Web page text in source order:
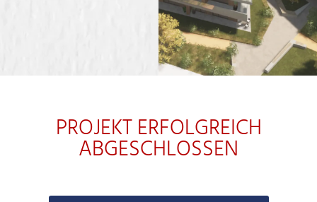
PROJEKT ERFOLGREICH
ABGESCHLOSSEN